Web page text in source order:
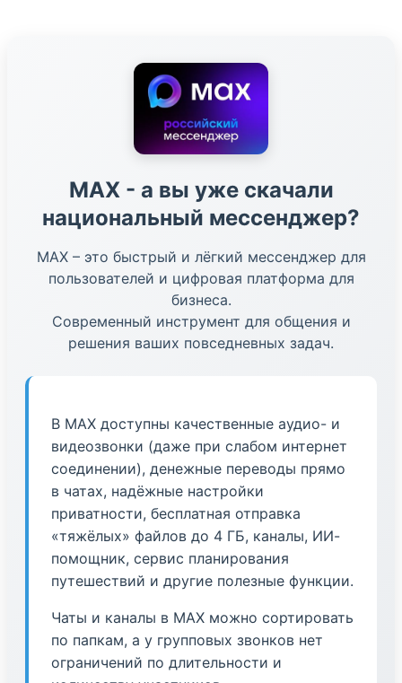
МАХ - а вы уже скачали
национальный мессенджер?
МАХ – это быстрый и лёгкий мессенджер для
пользователей и цифровая платформа для
бизнеса.
Современный инструмент для общения и
решения ваших повседневных задач.
В МАХ доступны качественные аудио- и
видеозвонки (даже при слабом интернет
соединении), денежные переводы прямо
в чатах, надёжные настройки
приватности, бесплатная отправка
«тяжёлых» файлов до 4 ГБ, каналы, ИИ-
помощник, сервис планирования
путешествий и другие полезные функции.
Чаты и каналы в МАХ можно сортировать
по папкам, а у групповых звонков нет
ограничений по длительности и